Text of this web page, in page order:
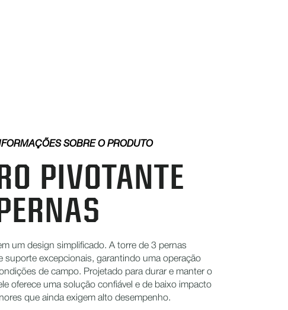
SOBRE O PRODUTO
PIVOTANTE
um design simplificado. A torre de 3 pernas
suporte excepcionais, garantindo uma operação
de campo. Projetado para durar e manter o
oferece uma solução confiável e de baixo impacto
que ainda exigem alto desempenho.